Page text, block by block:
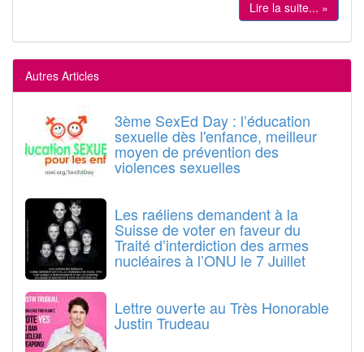
Lire la suite... »
Autres Articles
3ème SexEd Day : l’éducation
sexuelle dès l'enfance, meilleur
moyen de prévention des
violences sexuelles
Les raéliens demandent à la
Suisse de voter en faveur du
Traité d’interdiction des armes
nucléaires à l’ONU le 7 Juillet
Lettre ouverte au Très Honorable
Justin Trudeau